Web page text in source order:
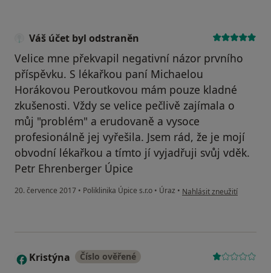
Váš účet byl odstraněn
Velice mne překvapil negativní názor prvního
příspěvku. S lékařkou paní Michaelou
Horákovou Peroutkovou mám pouze kladné
zkušenosti. Vždy se velice pečlivě zajímala o
můj "problém" a erudovaně a vysoce
profesionálně jej vyřešila. Jsem rád, že je mojí
obvodní lékařkou a tímto jí vyjadřuji svůj vděk.
Petr Ehrenberger Úpice
20. července 2017 • Poliklinika Úpice s.r.o • Úraz • podle názoru uživatele
Nahlásit zneužití
K Kristýna Číslo ověřené